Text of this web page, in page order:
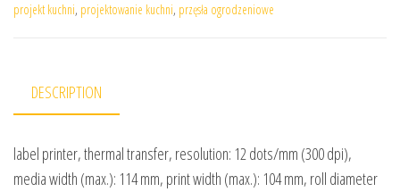
projekt kuchni, projektowanie kuchni, przęsła ogrodzeniowe
DESCRIPTION
label printer, thermal transfer, resolution: 12 dots/mm (300 dpi),
media width (max.): 114 mm, print width (max.): 104 mm, roll diameter